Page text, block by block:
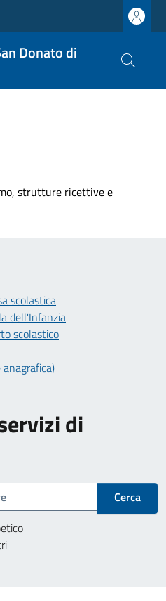
Donato di
strutture ricettive e
di
Cerca
scolastica
dell'Infanzia
scolastico
anagrafica)